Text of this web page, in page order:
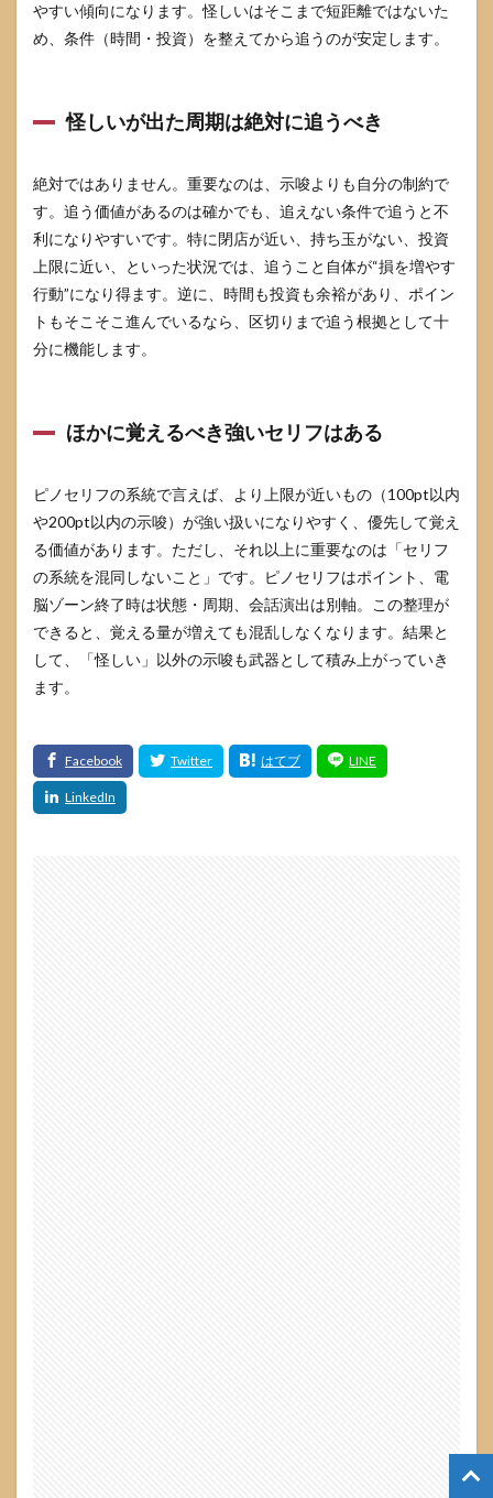
やすい傾向になります。怪しいはそこまで短距離ではないた
め、条件（時間・投資）を整えてから追うのが安定します。
怪しいが出た周期は絶対に追うべき
絶対ではありません。重要なのは、示唆よりも自分の制約で
す。追う価値があるのは確かでも、追えない条件で追うと不
利になりやすいです。特に閉店が近い、持ち玉がない、投資
上限に近い、といった状況では、追うこと自体が“損を増やす
行動”になり得ます。逆に、時間も投資も余裕があり、ポイン
トもそこそこ進んでいるなら、区切りまで追う根拠として十
分に機能します。
ほかに覚えるべき強いセリフはある
ピノセリフの系統で言えば、より上限が近いもの（100pt以内
や200pt以内の示唆）が強い扱いになりやすく、優先して覚え
る価値があります。ただし、それ以上に重要なのは「セリフ
の系統を混同しないこと」です。ピノセリフはポイント、電
脳ゾーン終了時は状態・周期、会話演出は別軸。この整理が
できると、覚える量が増えても混乱しなくなります。結果と
して、「怪しい」以外の示唆も武器として積み上がっていき
ます。